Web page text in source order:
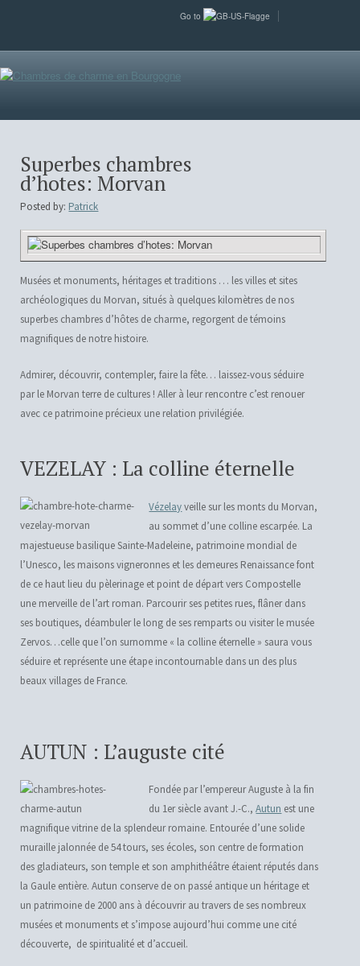
Go to
Superbes chambres
d’hotes: Morvan
Posted by: Patrick
Musées et monuments, héritages et traditions … les villes et sites
archéologiques du Morvan, situés à quelques kilomètres de nos
superbes chambres d’hôtes de charme, regorgent de témoins
magnifiques de notre histoire.
Admirer, découvrir, contempler, faire la fête… laissez-vous séduire
par le Morvan terre de cultures ! Aller à leur rencontre c’est renouer
avec ce patrimoine précieux une relation privilégiée.
VEZELAY : La colline éternelle
Vézelayveille sur les monts du Morvan,
au sommet d’une colline escarpée. La
majestueuse basilique Sainte-Madeleine, patrimoine mondial de
l’Unesco, les maisons vigneronnes et les demeures Renaissance font
de ce haut lieu du pèlerinage et point de départ vers Compostelle
une merveille de l’art roman. Parcourir ses petites rues, flâner dans
ses boutiques, déambuler le long de ses remparts ou visiter le musée
Zervos…celle que l’on surnomme « la colline éternelle » saura vous
séduire et représente une étape incontournable dans un des plus
beaux villages de France.
AUTUN : L’auguste cité
Fondée par l’empereur Auguste à la fin
du 1ersiècle avant J.-C.,Autun est une
magnifique vitrine de la splendeur romaine. Entourée d’une solide
muraille jalonnée de 54 tours, ses écoles, son centre de formation
des gladiateurs, son temple et son amphithéâtre étaient réputés dans
la Gaule entière. Autun conserve de on passé antique un héritage et
un patrimoine de 2000 ans à découvrir au travers de ses nombreux
musées et monuments et s’impose aujourd’hui comme une cité
découverte, de spiritualité et d’accueil.